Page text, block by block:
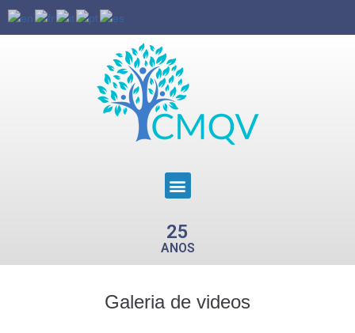
25
ANOS
Galeria de videos